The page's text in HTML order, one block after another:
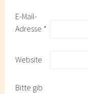
E-Mail-
Adresse *
Website
Bitte gib